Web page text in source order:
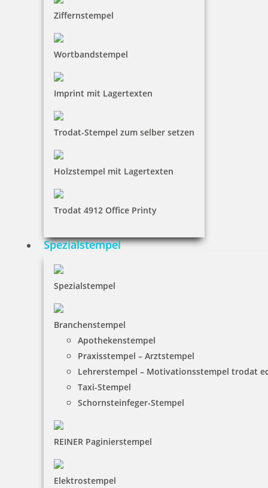
Ziffernstempel
Wortbandstempel
Imprint mit Lagertexten
Trodat-Stempel zum selber setzen
Holzstempel mit Lagertexten
Trodat 4912 Office Printy
Spezialstempel
Spezialstempel
Branchenstempel
Apothekenstempel
Praxisstempel – Arztstempel
Lehrerstempel – Motivationsstempel trodat
Taxi-Stempel
Schornsteinfeger-Stempel
REINER Paginierstempel
Elektrostempel
Colop Printer 54 zweifarbiger Datumstempel mit Text 50x40 mm
58,45 €
Jetzt gestalten
Colop Printer 55 Datumstempel mit Text 60x40 mm
66,10 €
Jetzt gestalten
Colop Printer 55 zweifarbiger Datumstempel mit Text 60x40 mm